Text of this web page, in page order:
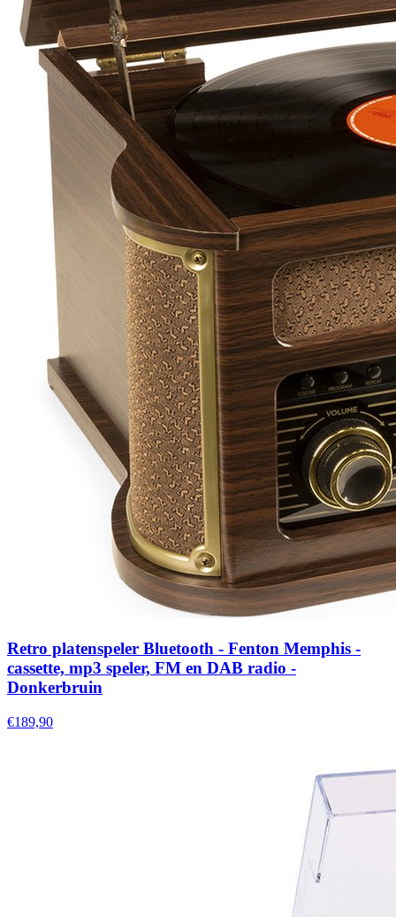
Retro platenspeler Bluetooth - Fenton Memphis -
cassette, mp3 speler, FM en DAB radio -
Donkerbruin
€189,90